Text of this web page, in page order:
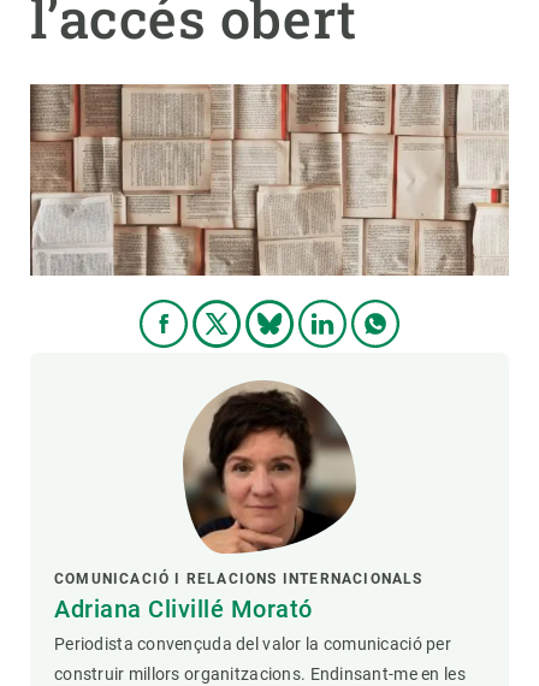
l’accés obert
COMUNICACIÓ I RELACIONS INTERNACIONALS
Adriana Clivillé Morató
Periodista convençuda del valor la comunicació per
construir millors organitzacions. Endinsant-me en les